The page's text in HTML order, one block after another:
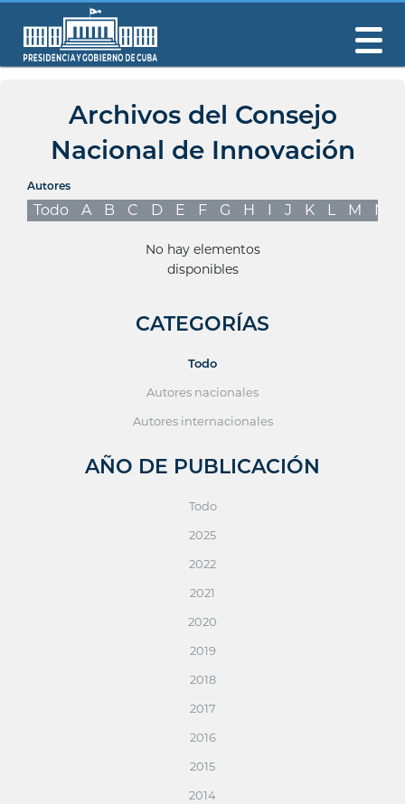
Archivos del Consejo
Nacional de Innovación
Autores
Todo A B C D E F G H I J K L M N
No hay elementos
disponibles
CATEGORÍAS
Todo
Autores nacionales
Autores internacionales
AÑO DE PUBLICACIÓN
Todo
2025
2022
2021
2020
2019
2018
2017
2016
2015
2014